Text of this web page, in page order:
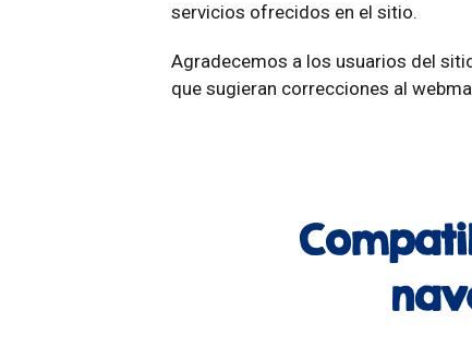
servicios ofrecidos en el sitio.
Agradecemos a los usuarios del
que sugieran correcciones al